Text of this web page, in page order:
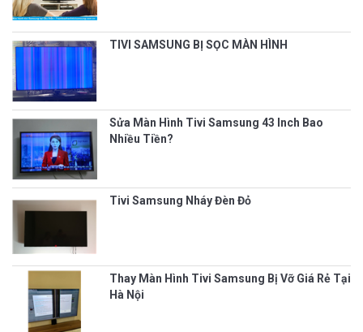
TIVI SAMSUNG BỊ SỌC MÀN HÌNH
Sửa Màn Hình Tivi Samsung 43 Inch Bao
Nhiều Tiền?
Tivi Samsung Nháy Đèn Đỏ
Thay Màn Hình Tivi Samsung Bị Vỡ Giá Rẻ Tại
Hà Nội